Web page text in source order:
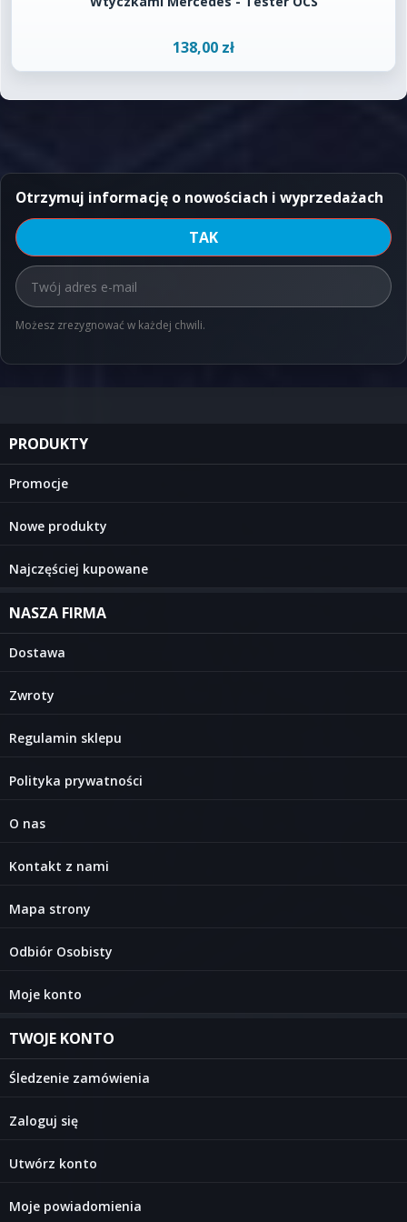
138,00 zł
Otrzymuj informację o nowościach i wyprzedażach
Możesz zrezygnować w każdej chwili.
PRODUKTY
Promocje
Nowe produkty
Najczęściej kupowane
NASZA FIRMA
Dostawa
Zwroty
Regulamin sklepu
Polityka prywatności
O nas
Kontakt z nami
Mapa strony
Odbiór Osobisty
Moje konto
TWOJE KONTO
Śledzenie zamówienia
Zaloguj się
Utwórz konto
Moje powiadomienia